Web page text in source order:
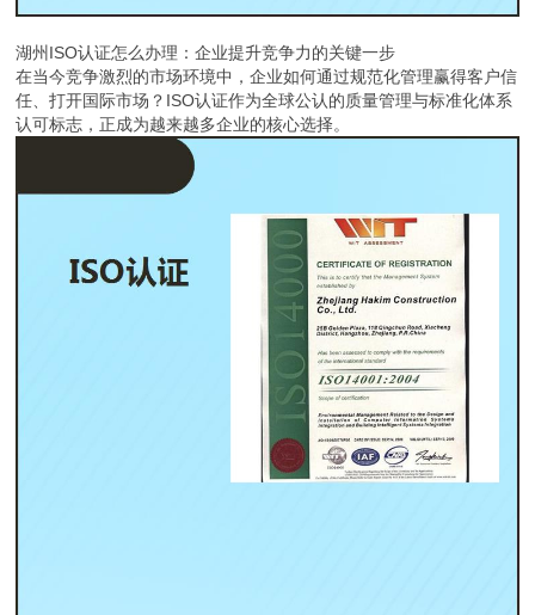
湖州ISO认证怎么办理：企业提升竞争力的关键一步
在当今竞争激烈的市场环境中，企业如何通过规范化管理赢得客户信
任、打开国际市场？ISO认证作为全球公认的质量管理与标准化体系
认可标志，正成为越来越多企业的核心选择。